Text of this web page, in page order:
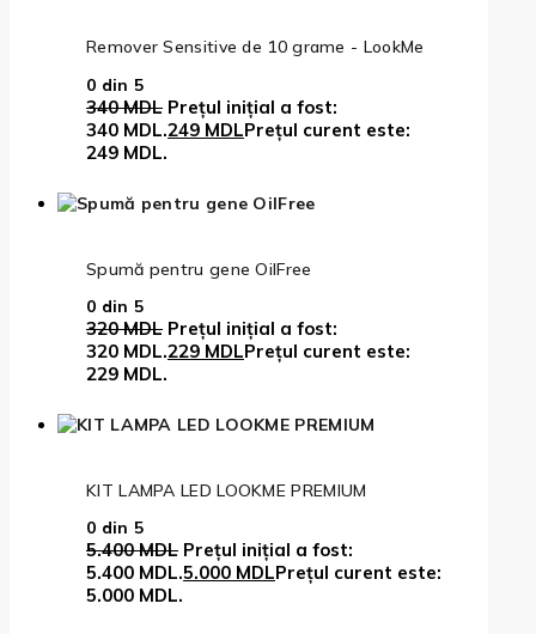
Remover Sensitive de 10 grame - LookMe
0 din 5
340MDL Prețul inițial a fost:
340 MDL.249 MDLPrețul curent este:
249 MDL.
Spumă pentru gene OilFree
0 din 5
320MDL Prețul inițial a fost:
320 MDL.229 MDLPrețul curent este:
229 MDL.
KIT LAMPA LED LOOKME PREMIUM
0 din 5
5.400MDL Prețul inițial a fost:
5.400 MDL.5.000 MDLPrețul curent este:
5.000 MDL.